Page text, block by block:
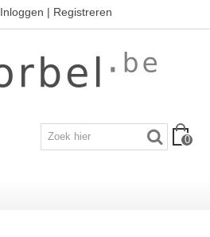
Inloggen | Registreren
0